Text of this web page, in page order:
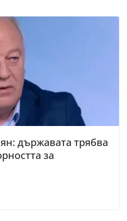
държавата трябва
за